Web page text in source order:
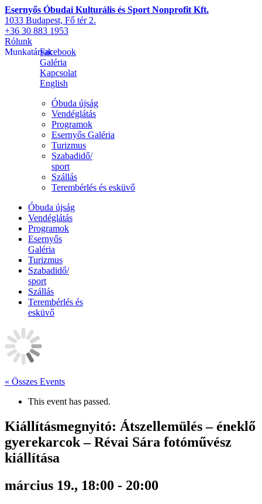
Esernyős Óbudai Kulturális és Sport Nonprofit Kft.
1033 Budapest, Fő tér 2.
+36 30 883 1953
Rólunk
MunkatársakFacebook
Galéria
Kapcsolat
English
Óbuda újság
Vendéglátás
Programok
Esernyős Galéria
Turizmus
Szabadidő/
sport
Szállás
Terembérlés és esküvő
Óbuda újság
Vendéglátás
Programok
Esernyős
Galéria
Turizmus
Szabadidő/
sport
Szállás
Terembérlés és
esküvő
« Összes Events
This event has passed.
Kiállításmegnyitó: Átszellemülés – éneklő
gyerekarcok – Révai Sára fotóművész
kiállítása
március 19., 18:00 - 20:00